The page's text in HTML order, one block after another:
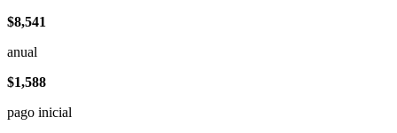
$8,541
anual
$1,588
pago inicial